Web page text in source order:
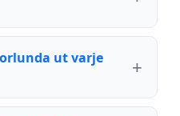
ut varje